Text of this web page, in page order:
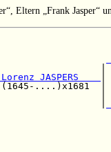
Eltern „Frank Jasper“
Lorenz JASPERS
| (1645-
|